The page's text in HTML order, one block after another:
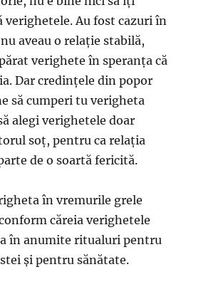
verighetele. Au fost cazuri în
aveau o relație stabilă,
verighete în speranța că
Dar credințele din popor
să cumperi tu verigheta
alegi verighetele doar
soț, pentru ca relația
de o soartă fericită.
în vremurile grele
căreia verighetele
în anumite ritualuri pentru
și pentru sănătate.